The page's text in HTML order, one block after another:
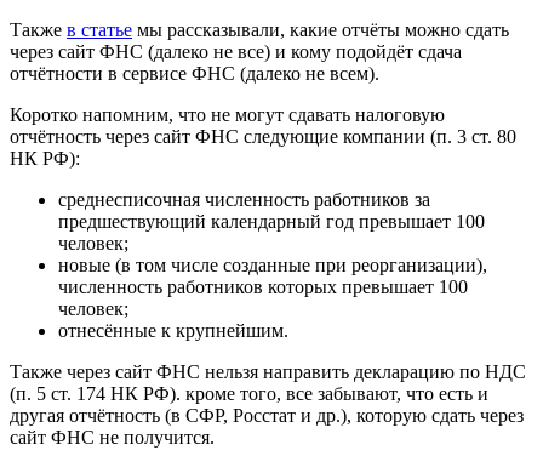
Также в статье мы рассказывали, какие отчёты можно сдать
через сайт ФНС (далеко не все) и кому подойдёт сдача
отчётности в сервисе ФНС (далеко не всем).
Коротко напомним, что не могут сдавать налоговую
отчётность через сайт ФНС следующие компании (п. 3 ст. 80
НК РФ):
среднесписочная численность работников за
предшествующий календарный год превышает 100
человек;
новые (в том числе созданные при реорганизации),
численность работников которых превышает 100
человек;
отнесённые к крупнейшим.
Также через сайт ФНС нельзя направить декларацию по НДС
(п. 5 ст. 174 НК РФ). кроме того, все забывают, что есть и
другая отчётность (в СФР, Росстат и др.), которую сдать через
сайт ФНС не получится.